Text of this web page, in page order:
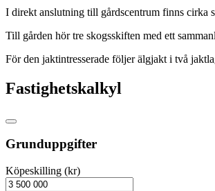
I direkt anslutning till gårdscentrum finns cirka
Till gården hör tre skogsskiften med ett
För den jaktintresserade följer älgjakt i två
Fastighetskalkyl
Grunduppgifter
Köpeskilling (kr)